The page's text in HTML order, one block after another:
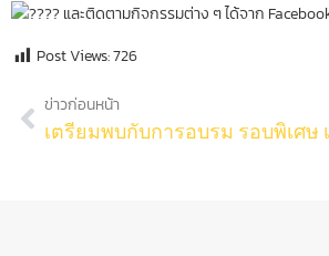
และติดตามกิจกรรมต่าง ๆ ได้จาก
Post Views:726
ข่าวก่อนหน้า